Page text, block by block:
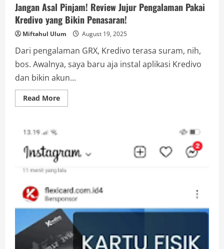
Jangan Asal Pinjam! Review Jujur Pengalaman Pakai
Kredivo yang Bikin Penasaran!
Miftahul Ulum August 19, 2025
Dari pengalaman GRX, Kredivo terasa suram, nih,
bos. Awalnya, saya baru aja instal aplikasi Kredivo
dan bikin akun...
Read MoreRead
more
Jujur
Pengalaman
Pakai
Kredivo
yang
Penasaran!